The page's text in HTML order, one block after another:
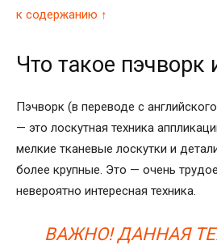
к содержанию ↑
Что такое пэчворк
Пэчворк (в переводе с английского
— это лоскутная техника
мелкие тканевые лоскутки и
более крупные. Это — очень
невероятно интересная техника.
ВАЖНО! ДАННАЯ